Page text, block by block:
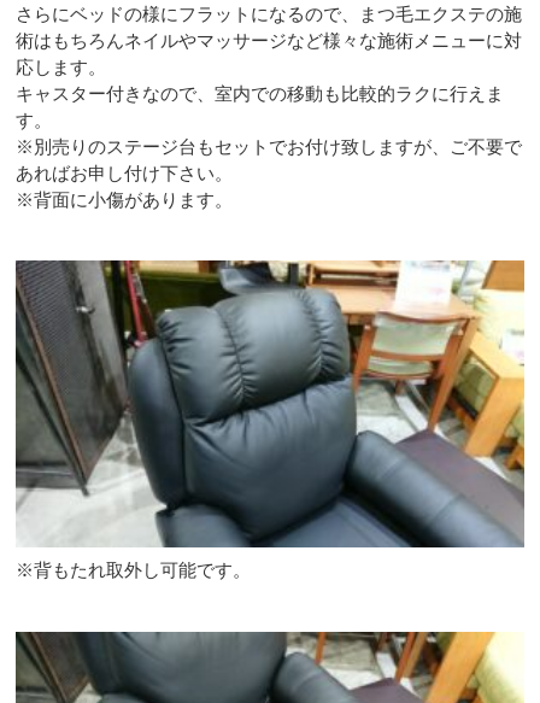
さらにベッドの様にフラットになるので、まつ毛エクステの施
術はもちろんネイルやマッサージなど様々な施術メニューに対
応します。
キャスター付きなので、室内での移動も比較的ラクに行えま
す。
※別売りのステージ台もセットでお付け致しますが、ご不要で
あればお申し付け下さい。
※背面に小傷があります。
※背もたれ取外し可能です。